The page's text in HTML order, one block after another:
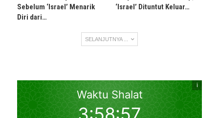
Sebelum ‘Israel’ Menarik
Diri dari…
‘Israel’ Dituntut Keluar…
SELANJUTNYA ...